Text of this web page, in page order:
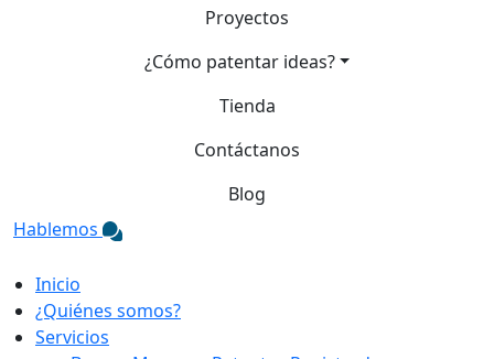
Proyectos
¿Cómo patentar ideas?
Tienda
Contáctanos
Blog
Hablemos
Inicio
¿Quiénes somos?
Servicios